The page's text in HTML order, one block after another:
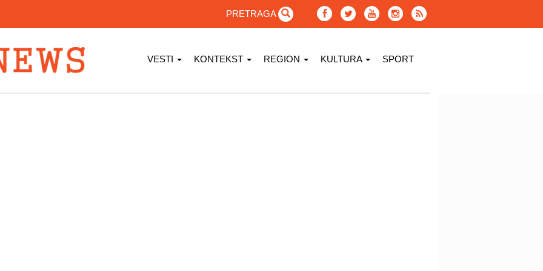
PRETRAGA
VESTI KONTEKST REGION KULTURA SPORT